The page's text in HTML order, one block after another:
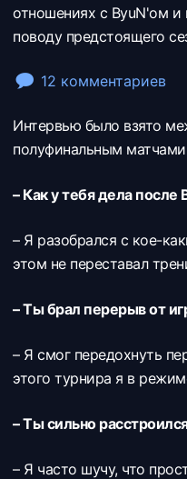
отношениях с ByuN'ом
поводу предстоящего
12 комментариев
Интервью было взято
полуфинальным матчами
– Как у тебя дела после
– Я разобрался с кое-
этом не переставал
– Ты брал перерыв от
– Я смог передохнуть
этого турнира я в
– Ты сильно
– Я часто шучу, что